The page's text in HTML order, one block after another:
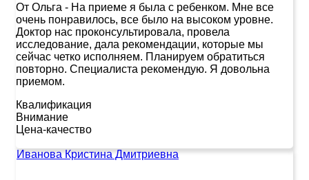
От Ольга - На приеме я была с ребенком. Мне все
очень понравилось, все было на высоком уровне.
Доктор нас проконсультировала, провела
исследование, дала рекомендации, которые мы
сейчас четко исполняем. Планируем обратиться
повторно. Специалиста рекомендую. Я довольна
приемом.
Квалификация
Внимание
Цена-качество
Иванова Кристина Дмитриевна